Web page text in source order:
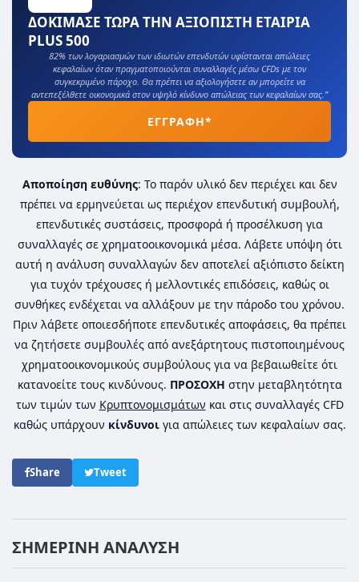
ΔΟΚΙΜΑΣΕ ΤΩΡΑ ΤΗΝ ΑΞΙΟΠΙΣΤΗ ΕΤΑΙΡΙΑ
PLUS 500
82% των λογαριασμών των ιδιωτών επενδυτών υφίστανται απώλειες
κεφαλαίων όταν πραγματοποιούνται συναλλαγές μέσω CFDs με τον
συγκεκριμένο πάροχο. Θα πρέπει να αξιολογήσετε αν μπορείτε να
αντεπεξέλθετε οικονομικά στον υψηλό κίνδυνο απώλειας των κεφαλαίων σας.”
ΕΓΓΡΑΦΗ*
Αποποίηση ευθύνης: Το παρόν υλικό δεν περιέχει και δεν
πρέπει να ερμηνεύεται ως περιέχον επενδυτική συμβουλή,
επενδυτικές συστάσεις, προσφορά ή προσέλκυση για
συναλλαγές σε χρηματοοικονομικά μέσα. Λάβετε υπόψη ότι
αυτή η ανάλυση συναλλαγών δεν αποτελεί αξιόπιστο δείκτη
για τυχόν τρέχουσες ή μελλοντικές επιδόσεις, καθώς οι
συνθήκες ενδέχεται να αλλάξουν με την πάροδο του χρόνου.
Πριν λάβετε οποιεσδήποτε επενδυτικές αποφάσεις, θα πρέπει
να ζητήσετε συμβουλές από ανεξάρτητους πιστοποιημένους
χρηματοοικονομικούς συμβούλους για να βεβαιωθείτε ότι
κατανοείτε τους κινδύνους. ΠΡΟΣΟΧΗ στην μεταβλητότητα
των τιμών των Κρυπτονομισμάτων και στις συναλλαγές CFD
καθώς υπάρχουν κίνδυνοιγια απώλειες των κεφαλαίων σας.
Share Tweet
ΣΗΜΕΡΙΝΗ ΑΝΑΛΥΣΗ